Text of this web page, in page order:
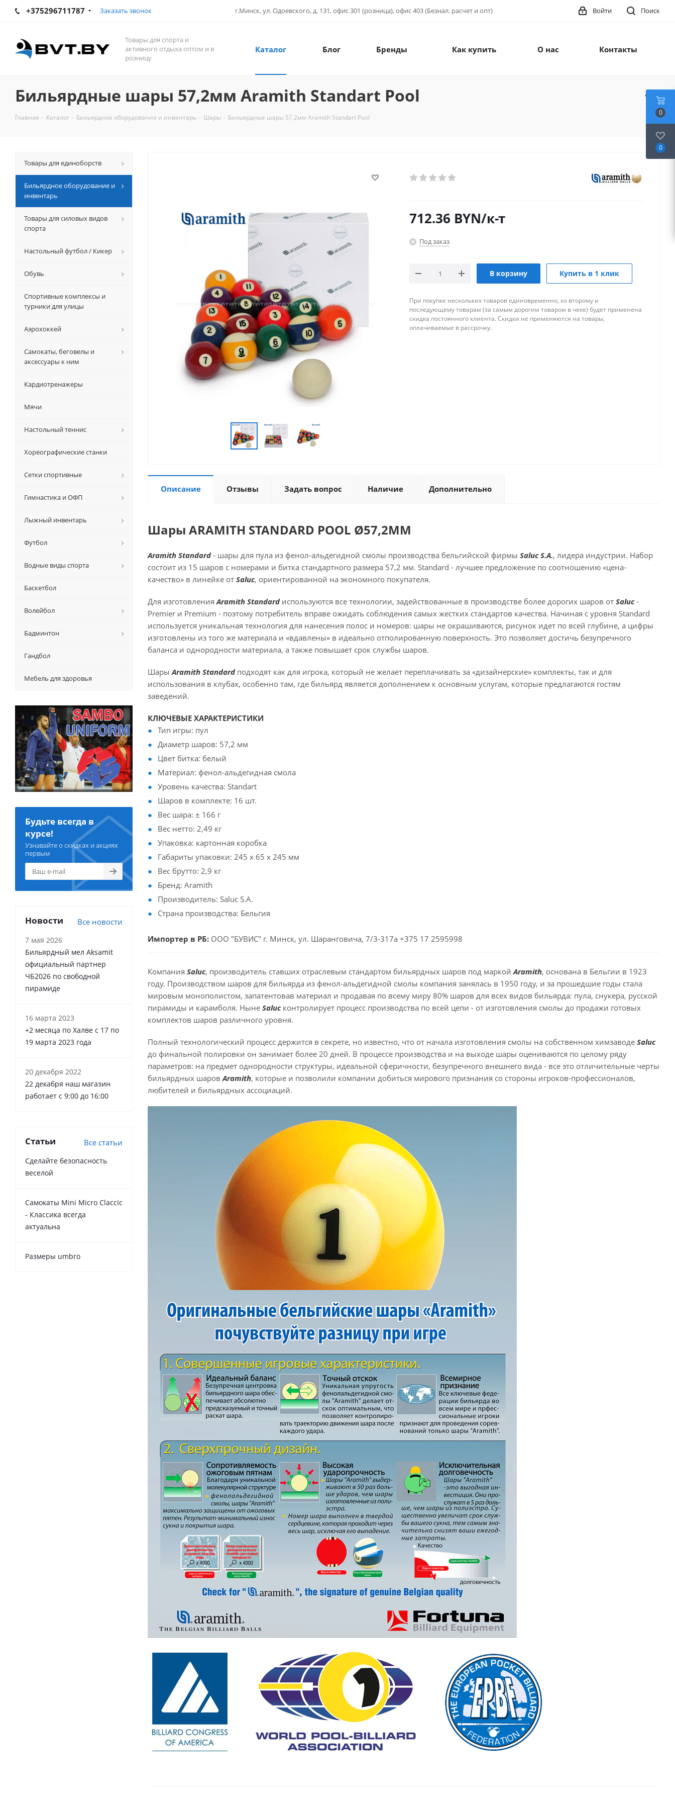
+375296711787 Заказать звонок г.Минск, ул. Одоевского, д. 131, офис 301 (розница), офис 403 (Безнал. расчет и опт) Поиск
Войти
Товары для спорта и
активного отдыха оптом и в
розницу
Каталог Блог Бренды Как купить О нас Контакты
Бильярдные шары 57,2мм Aramith Standart Pool
Главная - Каталог - Бильярдное оборудование и инвентарь - Шары - Бильярдные шары 57,2мм Aramith Standart Pool
712.36 BYN/к-т
Под заказ
В корзину Купить в 1 клик
При покупке нескольких товаров единовременно, ко второму и
последующему товарам (за самым дорогим товаром в чеке) будет применена
скидка постоянного клиента. Скидки не применяются на товары,
оплачиваемые в рассрочку.
Описание Отзывы Задать вопрос Наличие Дополнительно
Шары ARAMITH STANDARD POOL Ø57,2ММ
Aramith Standard- шары для пула из фенол-альдегидной смолы производства бельгийской фирмы Saluc S.A., лидера индустрии. Набор
состоит из 15 шаров с номерами и битка стандартного размера 57,2 мм. Standard - лучшее предложение по соотношению «цена-
качество» в линейке от Saluc, ориентированной на экономного покупателя.
Для изготовленияAramith Standardиспользуются все технологии, задействованные в производстве более дорогих шаров от Saluc-
Premier и Premium - поэтому потребитель вправе ожидать соблюдения самых жестких стандартов качества. Начиная с уровня Standard
используется уникальная технология для нанесения полос и номеров: шары не окрашиваются, рисунок идет по всей глубине, а цифры
изготовлены из того же материала и «вдавлены» в идеально отполированную поверхность. Это позволяет достичь безупречного
баланса и однородности материала, а также повышает срок службы шаров.
ШарыAramith Standardподходят как для игрока, который не желает переплачивать за «дизайнерские» комплекты, так и для
использования в клубах, особенно там, где бильярд является дополнением к основным услугам, которые предлагаются гостям
заведений.
КЛЮЧЕВЫЕ ХАРАКТЕРИСТИКИ
Тип игры: пул
Диаметр шаров: 57,2 мм
Цвет битка: белый
Материал: фенол-альдегидная смола
Уровень качества: Standart
Шаров в комплекте: 16 шт.
Вес шара: ± 166 г
Вес нетто: 2,49 кг
Упаковка: картонная коробка
Габариты упаковки: 245 x 65 x 245 мм
Вес брутто: 2,9 кг
Бренд: Aramith
Производитель: Saluc S.A.
Страна производства: Бельгия
Импортер в РБ: ООО "БУВИС" г. Минск, ул. Шаранговича, 7/3-317а +375 17 2595998
Компания Saluc, производитель ставших отраслевым стандартом бильярдных шаров под маркойAramith, основана в Бельгии в 1923
году. Производством шаров для бильярда из фенол-альдегидной смолы компания занялась в 1950 году, и за прошедшие годы стала
мировым монополистом, запатентовав материал и продавая по всему миру 80% шаров для всех видов бильярда: пула, снукера, русской
пирамиды и карамболя. Ныне Saluс контролирует процесс производства по всей цепи - от изготовления смолы до продажи готовых
комплектов шаров различного уровня.
Полный технологический процесс держится в секрете, но известно, что от начала изготовления смолы на собственном химзаводе Saluс
до финальной полировки он занимает более 20 дней. В процессе производства и на выходе шары оцениваются по целому ряду
параметров: на предмет однородности структуры, идеальной сферичности, безупречного внешнего вида - все это отличительные черты
бильярдных шаровAramith, которые и позволили компании добиться мирового признания со стороны игроков-профессионалов,
любителей и бильярдных ассоциаций.
Товары для единоборств
Бильярдное оборудование и
инвентарь
Товары для силовых видов
спорта
Настольный футбол / Кикер
Обувь
Спортивные комплексы и
турники для улицы
Аэрохоккей
Самокаты, беговелы и
аксессуары к ним
Кардиотренажеры
Мячи
Настольный теннис
Хореографические станки
Сетки спортивные
Гимнастика и ОФП
Лыжный инвентарь
Футбол
Водные виды спорта
Баскетбол
Волейбол
Бадминтон
Гандбол
Мебель для здоровья
Будьте всегда в
курсе!
Узнавайте о скидках и акциях
первым
Новости Все новости
7 мая 2026
Бильярдный мел Aksamit
официальный партнер
ЧБ2026 по свободной
пирамиде
16 марта 2023
+2 месяца по Халве с 17 по
19 марта 2023 года
20 декабря 2022
22 декабря наш магазин
работает с 9:00 до 16:00
Статьи Все статьи
Сделайте безопасность
веселой
Самокаты Mini Micro Claccic
- Классика всегда
актуальна
Размеры umbro
0
0